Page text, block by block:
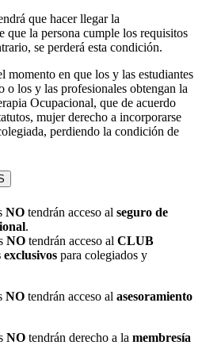
que hacer llegar la
que la persona cumple los requisitos
se perderá esta condición.
momento en que los y las estudiantes
los y las profesionales obtengan la
Ocupacional, que de acuerdo
mujer derecho a incorporarse
perdiendo la condición de
NO tendrán acceso al seguro de
.
NO tendrán acceso al CLUB
exclusivos para colegiados y
NO tendrán acceso al asesoramiento
NO tendrán derecho a la membresía